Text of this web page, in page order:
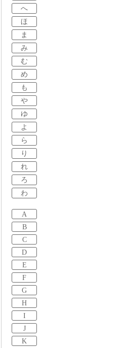
へ
ほ
ま
み
む
め
も
や
ゆ
よ
ら
り
れ
ろ
わ
A
B
C
D
E
F
G
H
I
J
K